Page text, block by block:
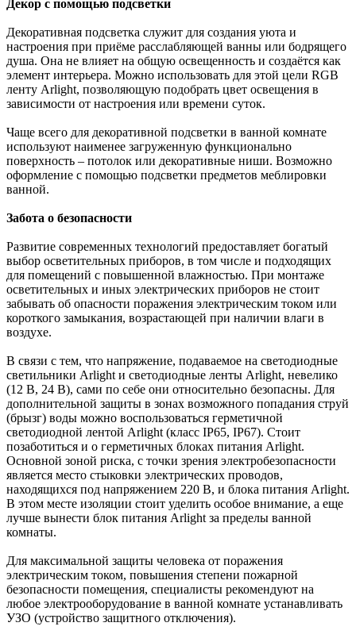
Декор с помощью подсветки
Декоративная подсветка служит для создания уюта и
настроения при приёме расслабляющей ванны или бодрящего
душа. Она не влияет на общую освещенность и создаётся как
элемент интерьера. Можно использовать для этой цели RGB
ленту Arlight, позволяющую подобрать цвет освещения в
зависимости от настроения или времени суток.
Чаще всего для декоративной подсветки в ванной комнате
используют наименее загруженную функционально
поверхность – потолок или декоративные ниши. Возможно
оформление с помощью подсветки предметов меблировки
ванной.
Забота о безопасности
Развитие современных технологий предоставляет богатый
выбор осветительных приборов, в том числе и подходящих
для помещений с повышенной влажностью. При монтаже
осветительных и иных электрических приборов не стоит
забывать об опасности поражения электрическим током или
короткого замыкания, возрастающей при наличии влаги в
воздухе.
В связи с тем, что напряжение, подаваемое на светодиодные
светильники Arlight и светодиодные ленты Arlight, невелико
(12 В, 24 В), сами по себе они относительно безопасны. Для
дополнительной защиты в зонах возможного попадания струй
(брызг) воды можно воспользоваться герметичной
светодиодной лентой Arlight (класс IP65, IP67). Стоит
позаботиться и о герметичных блоках питания Arlight.
Основной зоной риска, с точки зрения электробезопасности
является место стыковки электрических проводов,
находящихся под напряжением 220 В, и блока питания Arlight.
В этом месте изоляции стоит уделить особое внимание, а еще
лучше вынести блок питания Arlight за пределы ванной
комнаты.
Для максимальной защиты человека от поражения
электрическим током, повышения степени пожарной
безопасности помещения, специалисты рекомендуют на
любое электрооборудование в ванной комнате устанавливать
УЗО (устройство защитного отключения).